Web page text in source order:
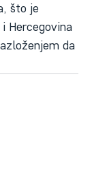
što je
Hercegovina
da